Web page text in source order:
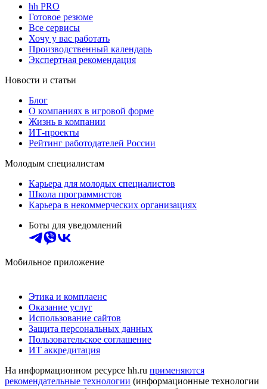
hh PRO
Готовое резюме
Все сервисы
Хочу у вас работать
Производственный календарь
Экспертная рекомендация
Новости и статьи
Блог
О компаниях в игровой форме
Жизнь в компании
ИТ-проекты
Рейтинг работодателей России
Молодым специалистам
Карьера для молодых специалистов
Школа программистов
Карьера в некоммерческих организациях
Боты для уведомлений
Мобильное приложение
Этика и комплаенс
Оказание услуг
Использование сайтов
Защита персональных данных
Пользовательское соглашение
ИТ аккредитация
На информационном ресурсе hh.ru применяются
рекомендательные технологии (информационные технологии